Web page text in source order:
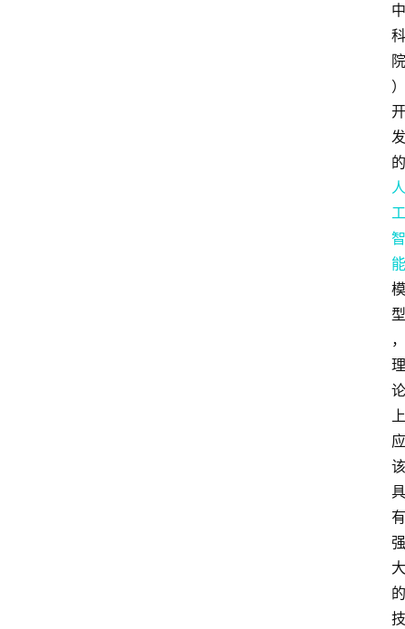
中
科
院
）
开
发
的
人
工
智
能
模
型
，
理
论
上
应
该
具
有
强
大
的
技